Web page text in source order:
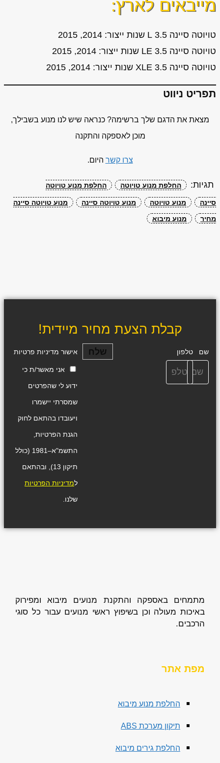
מייבאים לארץ:
טויוטה סיינה 3.5 L שנות ייצור: 2014, 2015
טויוטה סיינה 3.5 LE שנות ייצור: 2014, 2015
טויוטה סיינה 3.5 XLE שנות ייצור: 2014, 2015
תפריט ניווט
מצאת את הדגם שלך ברשימה? כנראה שיש לנו מנוע בשבילך,
מוכן לאספקה והתקנה
צרו קשר היום.
תגיות: החלפת מנוע טויוטה החלפת מנוע טויוטה
סיינה מנוע טויוטה מנוע טויוטה סיינה מנוע טויוטה סיינה
מחיר מנוע מיבוא
קבלת הצעת מחיר מיידית!
שם טלפון אישור מדיניות פרטיות
אני מאשר/ת כי
ידוע לי שהפרטים
שמסרתי יישמרו
ויעובדו בהתאם לחוק
הגנת הפרטיות,
התשמ"א–1981 (כולל
תיקון 13), ובהתאם
למדיניות הפרטיות
שלנו.
שלח
מתמחים באספקה והתקנת מנועים מיבוא ומפירוק
באיכות מעולה וכן בשיפוץ ראשי מנועים עבור כל סוגי
הרכבים.
מפת אתר
החלפת מנוע מיבוא
תיקון מערכת ABS
החלפת גירים מיבוא